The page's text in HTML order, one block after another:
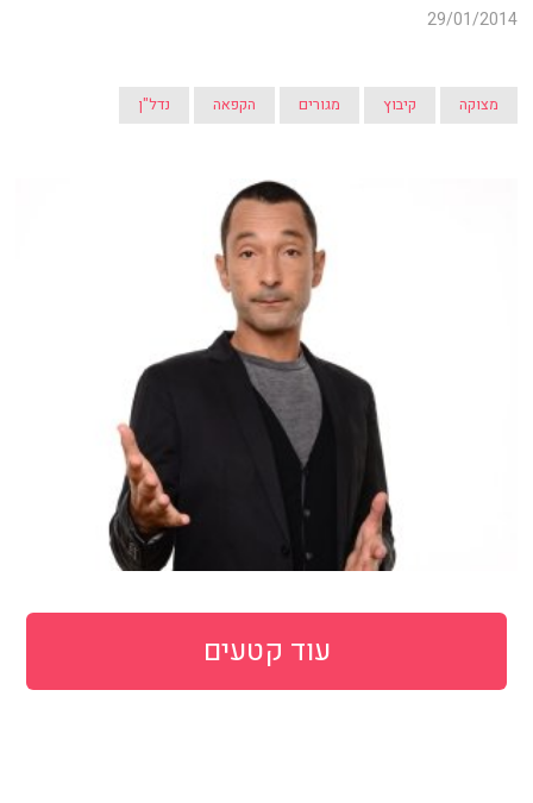
29/01/2014
מצוקה קיבוץ מגורים הקפאה נדל"ן
עוד קטעים